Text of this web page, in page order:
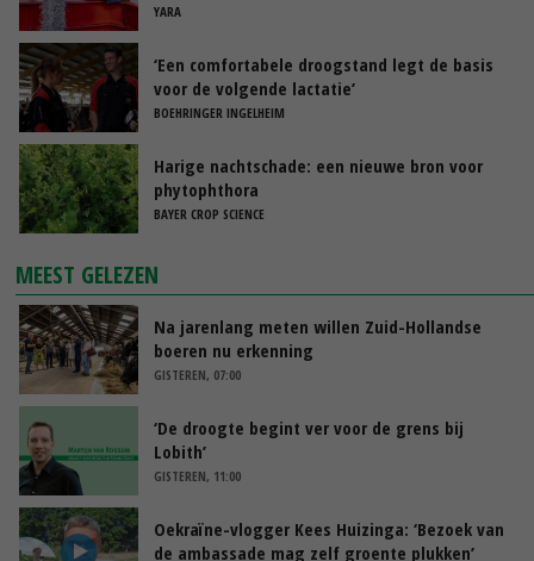
YARA
‘Een comfortabele droogstand legt de basis
voor de volgende lactatie’
BOEHRINGER INGELHEIM
Harige nachtschade: een nieuwe bron voor
phytophthora
BAYER CROP SCIENCE
MEEST GELEZEN
Na jarenlang meten willen Zuid-Hollandse
boeren nu erkenning
GISTEREN, 07:00
‘De droogte begint ver voor de grens bij
Lobith’
GISTEREN, 11:00
Oekraïne-vlogger Kees Huizinga: ‘Bezoek van
de ambassade mag zelf groente plukken’